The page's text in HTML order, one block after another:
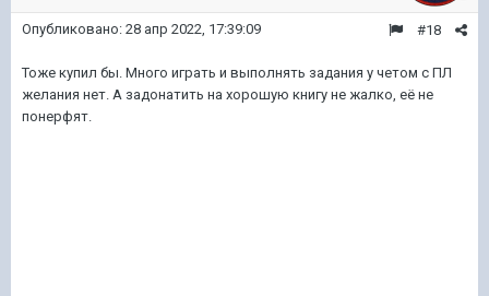
#18
Опубликовано: 28 апр 2022, 17:39:09
Тоже купил бы. Много играть и выполнять задания у четом с ПЛ
желания нет. А задонатить на хорошую книгу не жалко, её не
понерфят.